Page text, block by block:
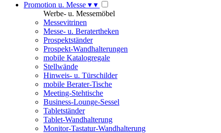
Promotion u. Messe ▾ ▾
Werbe- u. Messemöbel
Messevitrinen
Messe- u. Beratertheken
Prospektständer
Prospekt-Wandhalterungen
mobile Katalogregale
Stellwände
Hinweis- u. Türschilder
mobile Berater-Tische
Meeting-Stehtische
Business-Lounge-Sessel
Tabletständer
Tablet-Wandhalterung
Monitor-Tastatur-Wandhalterung